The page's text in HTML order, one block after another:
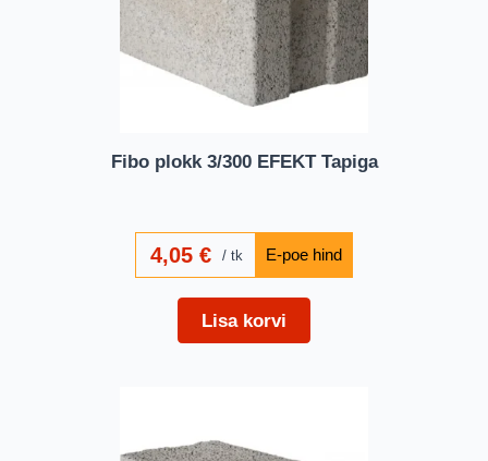
Fibo plokk 3/300 EFEKT Tapiga
4,05€ tk
Lisa korvi